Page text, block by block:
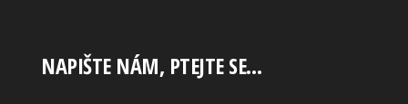
NAPIŠTE NÁM, PTEJTE SE…